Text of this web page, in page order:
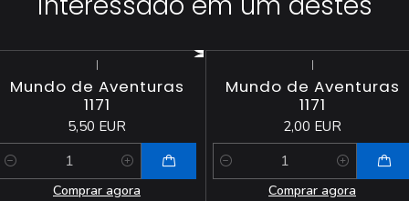
|
Mundo de Aventuras
1171
5,50 EUR
Comprar agora
|
Mundo de Aventuras
1171
2,00 EUR
Quantidade
Comprar agora